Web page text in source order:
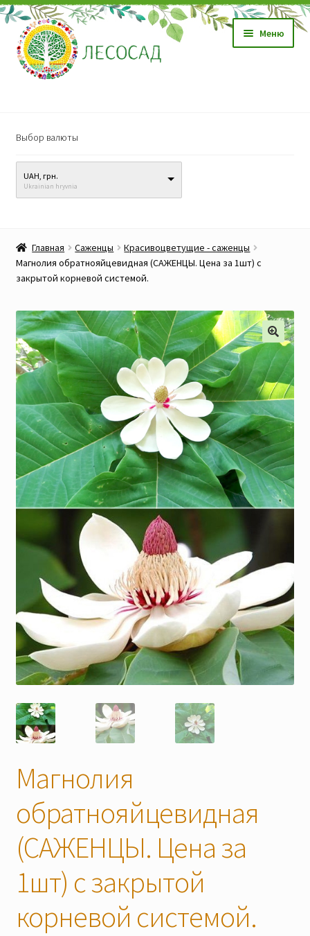
Перейти
к
навигации
Перейти
к
содержимому
Меню
Саженцы
Семена
Прайс-лист
Наши мероприятия, Акции
Контакты
Корзина
Оформление заказа
Оплата и доставка
Мой аккаунт
Отправить сообщение
Мы в соцсетях
Скидки
Выбор валюты
UAH, грн.
Ukrainian hryvnia
Главная Саженцы
Красивоцветущие - саженцы
Магнолия обратнояйцевидная (САЖЕНЦЫ. Цена за 1шт) с
закрытой корневой системой.
Магнолия
обратнояйцевидная
(САЖЕНЦЫ. Цена за
1шт) с закрытой
корневой системой.